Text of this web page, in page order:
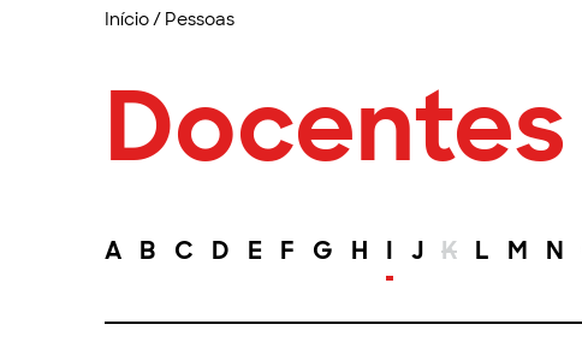
Início/ Pessoas
Docentes
A B C D E F G H I J K L M N